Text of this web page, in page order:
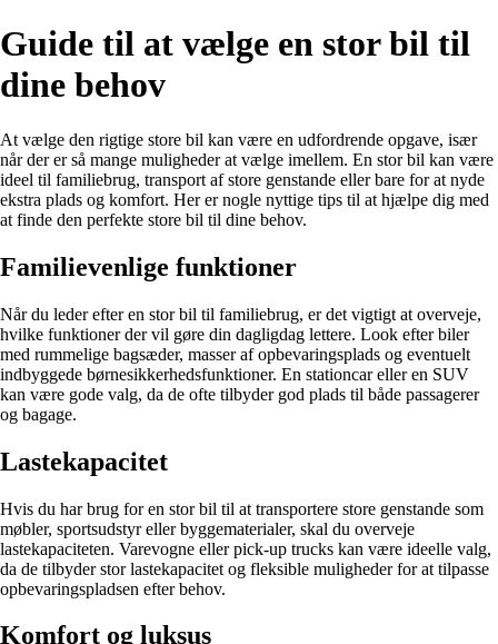
Guide til at vælge en stor bil til
dine behov
At vælge den rigtige store bil kan være en udfordrende opgave, især
når der er så mange muligheder at vælge imellem. En stor bil kan være
ideel til familiebrug, transport af store genstande eller bare for at nyde
ekstra plads og komfort. Her er nogle nyttige tips til at hjælpe dig med
at finde den perfekte store bil til dine behov.
Familievenlige funktioner
Når du leder efter en stor bil til familiebrug, er det vigtigt at overveje,
hvilke funktioner der vil gøre din dagligdag lettere. Look efter biler
med rummelige bagsæder, masser af opbevaringsplads og eventuelt
indbyggede børnesikkerhedsfunktioner. En stationcar eller en SUV
kan være gode valg, da de ofte tilbyder god plads til både passagerer
og bagage.
Lastekapacitet
Hvis du har brug for en stor bil til at transportere store genstande som
møbler, sportsudstyr eller byggematerialer, skal du overveje
lastekapaciteten. Varevogne eller pick-up trucks kan være ideelle valg,
da de tilbyder stor lastekapacitet og fleksible muligheder for at tilpasse
opbevaringspladsen efter behov.
Komfort og luksus